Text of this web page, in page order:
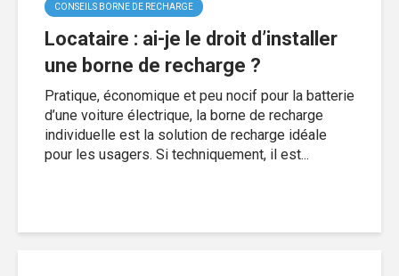
CONSEILS BORNE DE RECHARGE
Locataire : ai-je le droit d’installer
une borne de recharge ?
Pratique, économique et peu nocif pour la batterie
d’une voiture électrique, la borne de recharge
individuelle est la solution de recharge idéale
pour les usagers. Si techniquement, il est...